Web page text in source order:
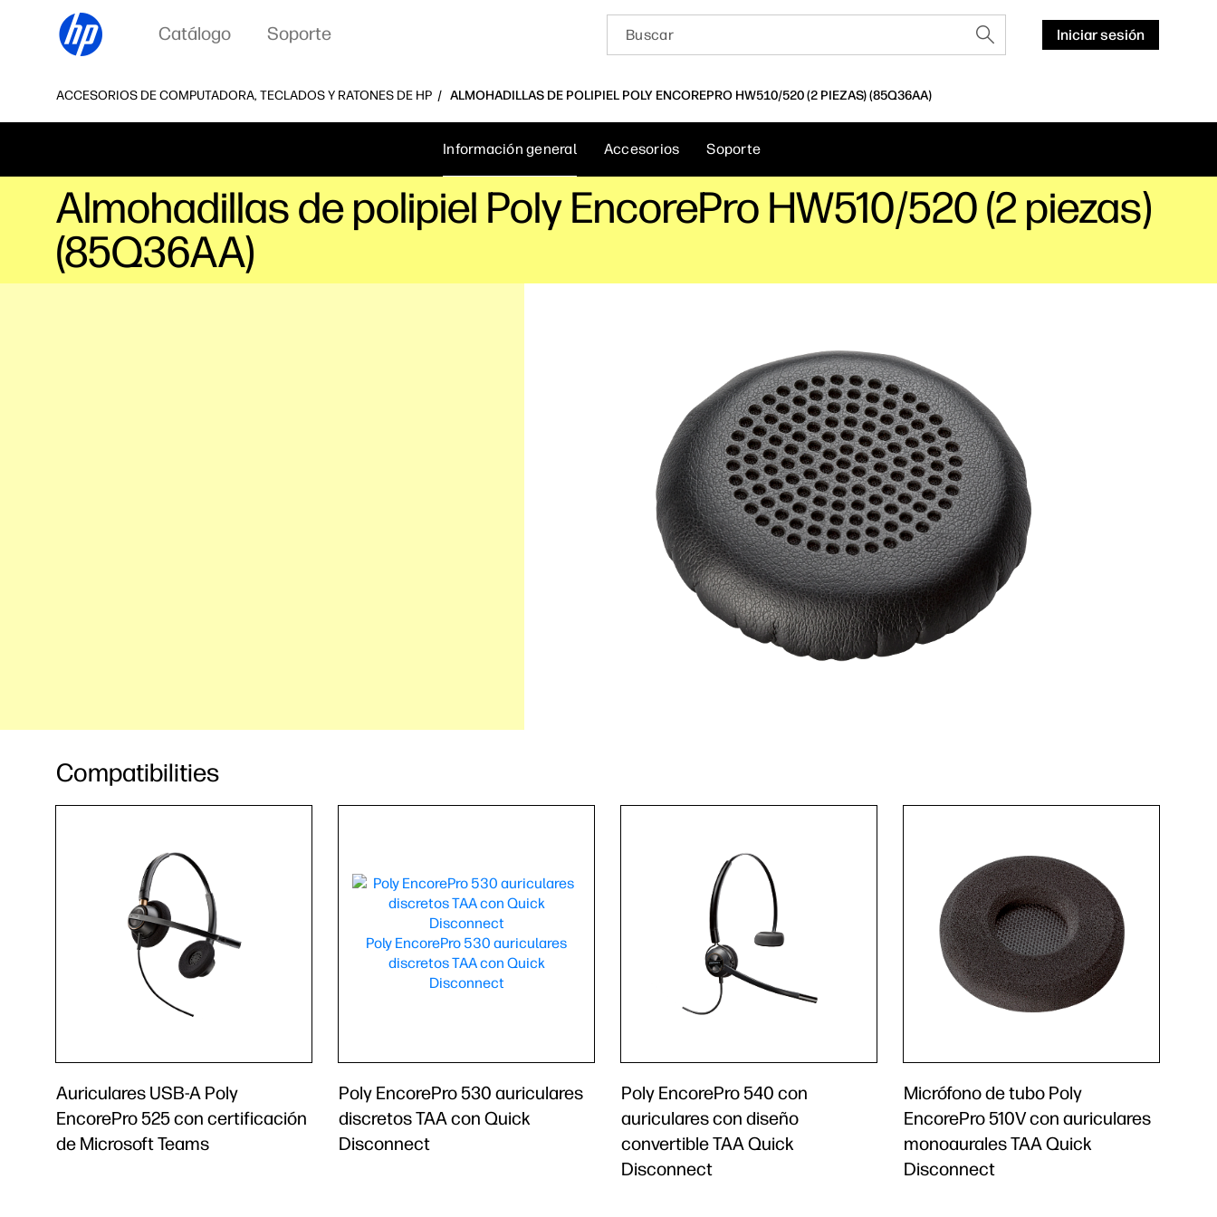
Catálogo Soporte Iniciar sesión
ACCESORIOS DE COMPUTADORA, TECLADOS Y RATONES DE HP ALMOHADILLAS DE POLIPIEL POLY ENCOREPRO HW510/520 (2 PIEZAS) (85Q36AA)
Información general Accesorios Soporte
Almohadillas de polipiel Poly EncorePro HW510/520 (2 piezas)
(85Q36AA)
Compatibilities
Auriculares USB-A Poly
EncorePro 525 con certificación
de Microsoft Teams
Poly EncorePro 530 auriculares
discretos TAA con Quick
Disconnect
Poly EncorePro 540 con
auriculares con diseño
convertible TAA Quick
Disconnect
Micrófono de tubo Poly
EncorePro 510V con auriculares
monoaurales TAA Quick
Disconnect